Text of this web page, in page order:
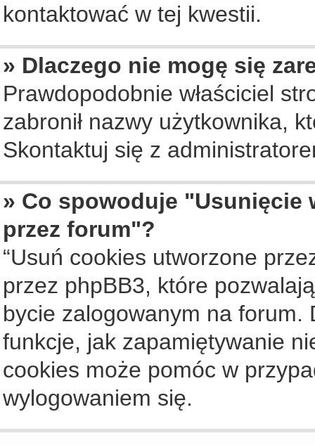
kontaktować w tej kwestii.
» Dlaczego nie mogę się
Prawdopodobnie właściciel
zabronił nazwy użytkownika,
Skontaktuj się z
» Co spowoduje
przez forum"?
“Usuń cookies utworzone
przez phpBB3, które
bycie zalogowanym na forum.
funkcje, jak zapamiętywanie
cookies może pomóc w
wylogowaniem się.